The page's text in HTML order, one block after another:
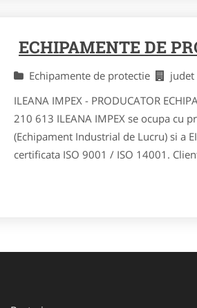
ECHIPAMENTE DE
Echipamente de protectie
ILEANA IMPEX - PRODUCATOR
210 613 ILEANA IMPEX se ocupa cu
(Echipament Industrial de Lucru) si a
certificata ISO 9001 / ISO 14001.